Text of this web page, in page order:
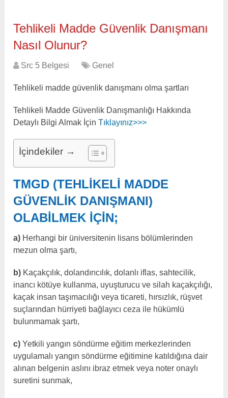
Tehlikeli Madde Güvenlik Danışmanı
Nasıl Olunur?
Src 5 Belgesi Genel
Tehlikeli madde güvenlik danışmanı olma şartları
Tehlikeli Madde Güvenlik Danışmanlığı Hakkında
Detaylı Bilgi Almak İçinTıklayınız>>>
İçindekiler →
TMGD (TEHLIKELI MADDE
GÜVENLIK DANIŞMANI)
OLABILMEK IÇIN;
a) Herhangi bir üniversitenin lisans bölümlerinden
mezun olma şartı,
b) Kaçakçılık, dolandırıcılık, dolanlı iflas, sahtecilik,
inancı kötüye kullanma, uyuşturucu ve silah kaçakçılığı,
kaçak insan taşımacılığı veya ticareti, hırsızlık, rüşvet
suçlarından hürriyeti bağlayıcı ceza ile hükümlü
bulunmamak şartı,
c) Yetkili yangın söndürme eğitim merkezlerinden
uygulamalı yangın söndürme eğitimine katıldığına dair
alınan belgenin aslını ibraz etmek veya noter onaylı
suretini sunmak,